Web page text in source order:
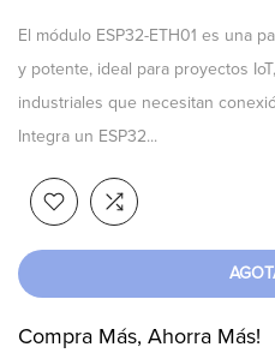
El módulo ESP32-ETH01 es una
y potente, ideal para proyectos
industriales que necesitan
Integra un ESP32...
Compra Más, Ahorra Más!